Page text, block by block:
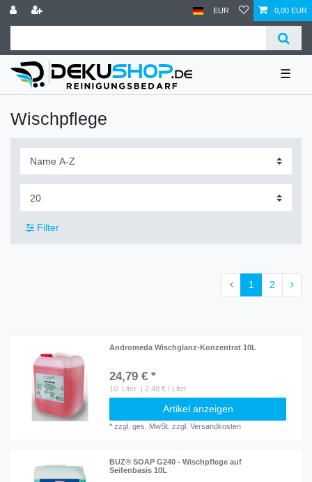
EUR 0,00 EUR
☰
Wischpflege
Filter
1 2
Andromeda Wischglanz-Konzentrat 10L
24,79 € *
10 Liter | 2,48 € / Liter
Artikel anzeigen
*zzgl. ges. MwSt. zzgl.Versandkosten
BUZ® SOAP G240 - Wischpflege auf
Seifenbasis 10L